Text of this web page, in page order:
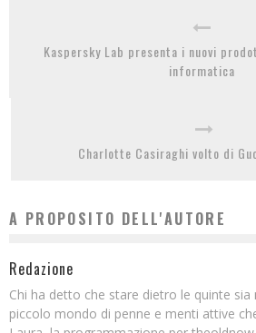
Kaspersky Lab presenta i nuovi
informatica
Charlotte Casiraghi volto di
A PROPOSITO DELL'AUTORE
Redazione
Chi ha detto che stare dietro le quinte sia
piccolo mondo di penne e menti attive